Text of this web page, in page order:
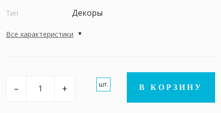
Тип Декоры
Все характеристики
– + шт. В КОРЗИНУ